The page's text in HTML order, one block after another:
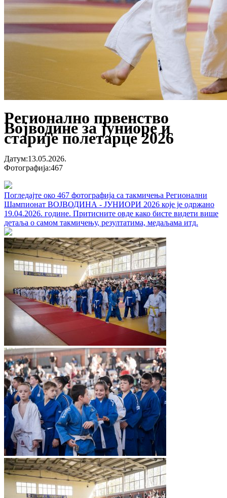
Регионално првенство
Војводине за јуниоре и
старије полетарце 2026
Датум:13.05.2026.
Фотографија:467
Погледајте око 467 фотографија са такмичења Регионални
Шампионат ВОЈВОДИНА - ЈУНИОРИ 2026 које је одржано
19.04.2026. године. Притисните овде како бисте видети више
детаља о самом такмичењу, резултатима, медаљама итд.